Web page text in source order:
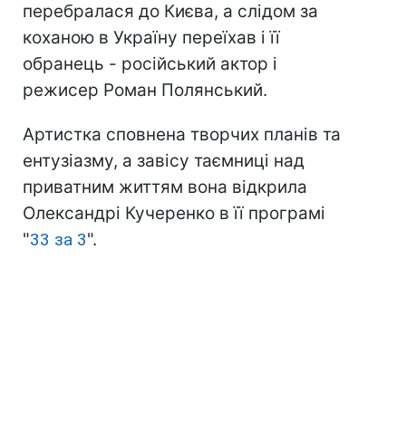
перебралася до Києва, а слідом за
коханою в Україну переїхав і її
обранець - російський актор і
режисер Роман Полянський.
Артистка сповнена творчих планів та
ентузіазму, а завісу таємниці над
приватним життям вона відкрила
Олександрі Кучеренко в її програмі
"33 за 3".